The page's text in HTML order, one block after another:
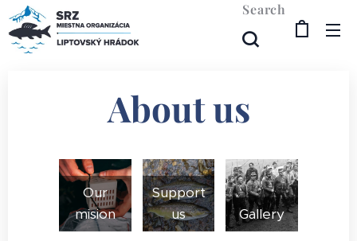
Search
About us
Our
mision
Support
us
Gallery